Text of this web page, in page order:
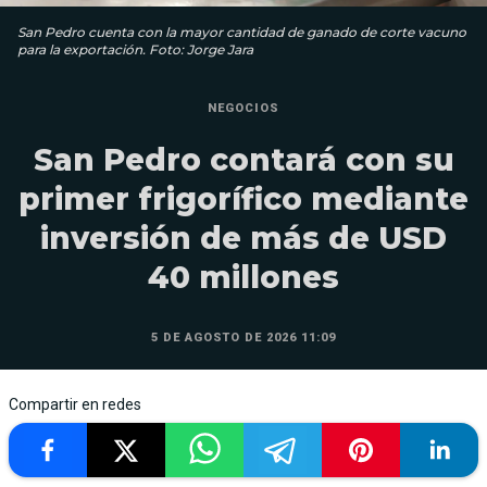
San Pedro cuenta con la mayor cantidad de ganado de corte vacuno
para la exportación. Foto: Jorge Jara
NEGOCIOS
San Pedro contará con su
primer frigorífico mediante
inversión de más de USD
40 millones
5 DE AGOSTO DE 2026 11:09
Compartir en redes